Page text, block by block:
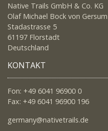
Native Trails GmbH & Co. KG
Olaf Michael Bock von Gersum
Stadastrasse 5
61197 Florstadt
Deutschland
KONTAKT
Fon: +49 6041 96900 0
Fax: +49 6041 96900 196
germany@nativetrails.de